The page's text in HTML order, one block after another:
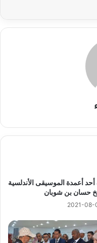
أحد أعمدة الموسيقى الأندلسية
حسان بن شوبان
2021-08-